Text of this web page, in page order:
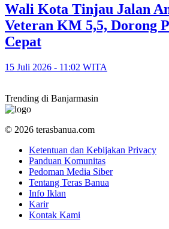
​Wali Kota Tinjau Jalan
Veteran KM 5,5, Dorong
Cepat
15 Juli 2026 - 11:02 WITA
Trending di Banjarmasin
© 2026 terasbanua.com
Ketentuan dan Kebijakan Privacy
Panduan Komunitas
Pedoman Media Siber
Tentang Teras Banua
Info Iklan
Karir
Kontak Kami